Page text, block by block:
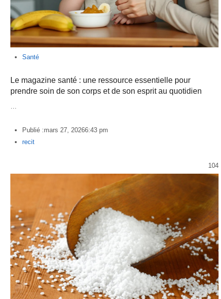
Santé
Le magazine santé : une ressource essentielle pour
prendre soin de son corps et de son esprit au quotidien
…
Publié :mars 27, 20266:43 pm
Author
recit
104